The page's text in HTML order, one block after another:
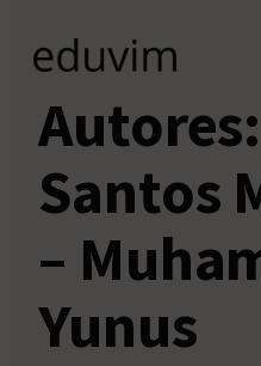
Santos
–
Yunus